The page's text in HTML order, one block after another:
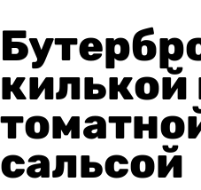
килькой
сальсой